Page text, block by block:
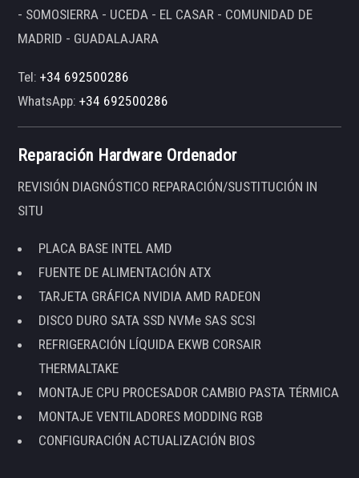
- SOMOSIERRA - UCEDA - EL CASAR - COMUNIDAD DE
MADRID - GUADALAJARA
Tel:+34 692500286
WhatsApp:+34 692500286
Reparación Hardware Ordenador
REVISIÓN DIAGNÓSTICO REPARACIÓN/SUSTITUCIÓN IN
SITU
PLACA BASE INTEL AMD
FUENTE DE ALIMENTACIÓN ATX
TARJETA GRÁFICA NVIDIA AMD RADEON
DISCO DURO SATA SSD NVMe SAS SCSI
REFRIGERACIÓN LÍQUIDA EKWB CORSAIR
THERMALTAKE
MONTAJE CPU PROCESADOR CAMBIO PASTA TÉRMICA
MONTAJE VENTILADORES MODDING RGB
CONFIGURACIÓN ACTUALIZACIÓN BIOS